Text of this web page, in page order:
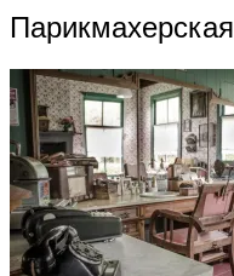
Парикмахерская